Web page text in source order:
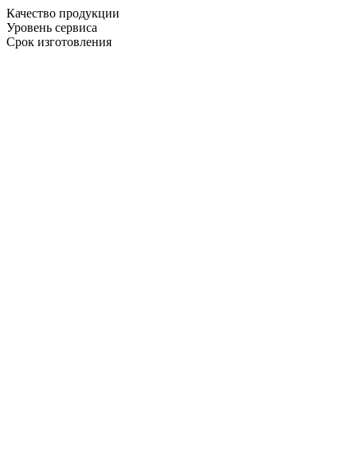
Качество продукции
Уровень сервиса
Срок изготовления